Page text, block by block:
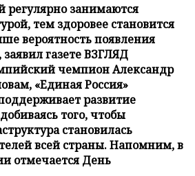
занимаются
тем здоровее становится
вероятность появления
газете ВЗГЛЯД
чемпион Александр
«Единая Россия»
развитие
того, чтобы
становилась
всей страны. Напомним, в
отмечается День